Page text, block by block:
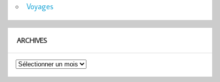
Voyages
ARCHIVES
Archives